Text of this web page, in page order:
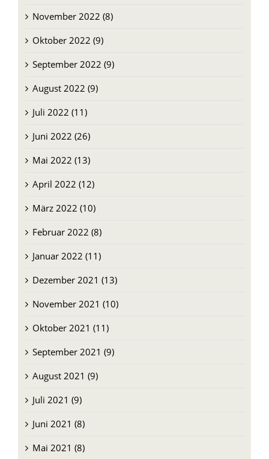
November 2022 (8)
Oktober 2022 (9)
September 2022 (9)
August 2022 (9)
Juli 2022 (11)
Juni 2022 (26)
Mai 2022 (13)
April 2022 (12)
März 2022 (10)
Februar 2022 (8)
Januar 2022 (11)
Dezember 2021 (13)
November 2021 (10)
Oktober 2021 (11)
September 2021 (9)
August 2021 (9)
Juli 2021 (9)
Juni 2021 (8)
Mai 2021 (8)